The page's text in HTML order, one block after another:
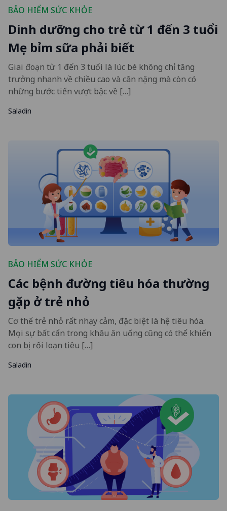
BẢO HIỂM SỨC KHỎE
Dinh dưỡng cho trẻ từ 1 đến 3 tuổi
Mẹ bỉm sữa phải biết
Giai đoạn từ 1 đến 3 tuổi là lúc bé không chỉ tăng
trưởng nhanh về chiều cao và cân nặng mà còn có
những bước tiến vượt bậc về […]
Saladin
BẢO HIỂM SỨC KHỎE
Các bệnh đường tiêu hóa thường
gặp ở trẻ nhỏ
Cơ thể trẻ nhỏ rất nhạy cảm, đặc biệt là hệ tiêu hóa.
Mọi sự bất cẩn trong khâu ăn uống cũng có thể khiến
con bị rối loạn tiêu […]
Saladin